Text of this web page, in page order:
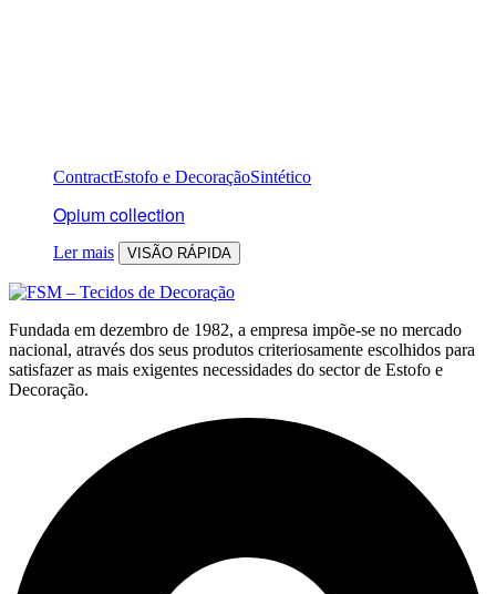
ContractEstofo e DecoraçãoSintético
Opium collection
Ler mais VISÃO RÁPIDA
Fundada em dezembro de 1982, a empresa impõe-se no mercado
nacional, através dos seus produtos criteriosamente escolhidos para
satisfazer as mais exigentes necessidades do sector de Estofo e
Decoração.